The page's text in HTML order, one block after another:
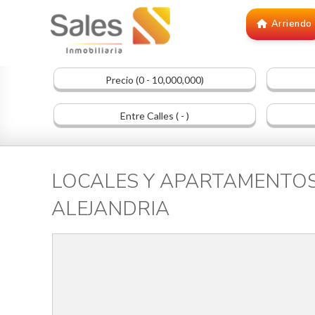
Arriendo
Precio (0 - 10,000,000)
Entre Calles ( - )
LOCALES Y
ALEJANDRIA